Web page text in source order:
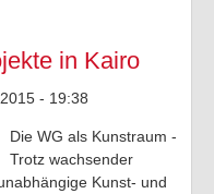
in Kairo
- 19:38
Die WG als Kunstraum -
Trotz wachsender
Kunst- und